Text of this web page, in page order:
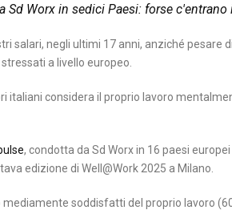
Sd Worx in sedici Paesi: forse
salari, negli ultimi 17 anni, anziché pesare
a livello europeo.
italiani considera il proprio lavoro
, condotta da Sd Worx in 16 paesi
edizione di Well@Work 2025 a Milano.
soddisfatti del proprio lavoro